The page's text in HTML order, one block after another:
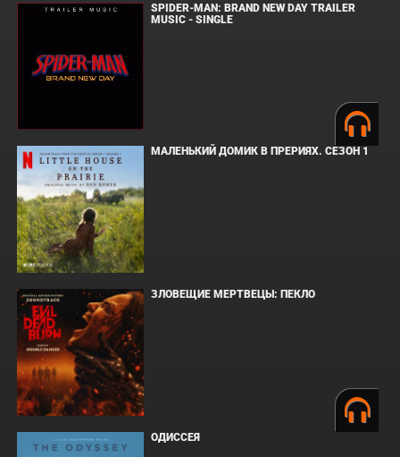
SPIDER-MAN: BRAND NEW DAY TRAILER
MUSIC - SINGLE
МАЛЕНЬКИЙ ДОМИК В ПРЕРИЯХ. СЕЗОН 1
ЗЛОВЕЩИЕ МЕРТВЕЦЫ: ПЕКЛО
ОДИССЕЯ